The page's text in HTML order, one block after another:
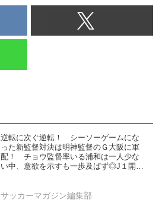
逆転に次ぐ逆転！ シーソーゲームにな
った新監督対決は明神監督のＧ大阪に軍
配！ チョウ監督率いる浦和は一人少な
い中、意欲を示すも一歩及ばず◎J１開幕
サッカーマガジン編集部